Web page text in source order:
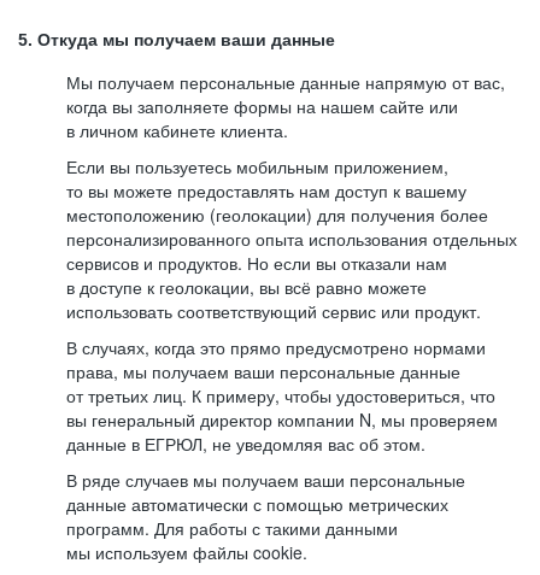
5. Откуда мы получаем ваши данные
Мы получаем персональные данные напрямую от вас,
когда вы заполняете формы на нашем сайте или
в личном кабинете клиента.
Если вы пользуетесь мобильным приложением,
то вы можете предоставлять нам доступ к вашему
местоположению (геолокации) для получения более
персонализированного опыта использования отдельных
сервисов и продуктов. Но если вы отказали нам
в доступе к геолокации, вы всё равно можете
использовать соответствующий сервис или продукт.
В случаях, когда это прямо предусмотрено нормами
права, мы получаем ваши персональные данные
от третьих лиц. К примеру, чтобы удостовериться, что
вы генеральный директор компании N, мы проверяем
данные в ЕГРЮЛ, не уведомляя вас об этом.
В ряде случаев мы получаем ваши персональные
данные автоматически с помощью метрических
программ. Для работы с такими данными
мы используем файлы cookie.